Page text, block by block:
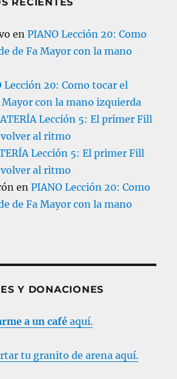
RECIENTES
enPIANO Lección 20: Como
de Fa Mayor con la mano
Lección 20: Como tocar el
Mayor con la mano izquierda
Lección 5: El primer Fill
al ritmo
Lección 5: El primer Fill
al ritmo
enPIANO Lección 20: Como
de Fa Mayor con la mano
Y DONACIONES
a un café aquí.
tu granito de arena aquí.